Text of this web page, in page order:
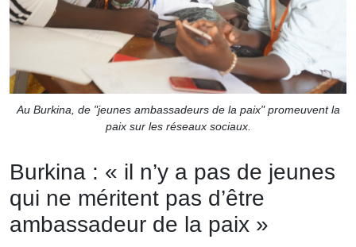
Au Burkina, de "jeunes ambassadeurs de la paix" promeuvent la
paix sur les réseaux sociaux.
Burkina : « il n’y a pas de jeunes
qui ne méritent pas d’être
ambassadeur de la paix »